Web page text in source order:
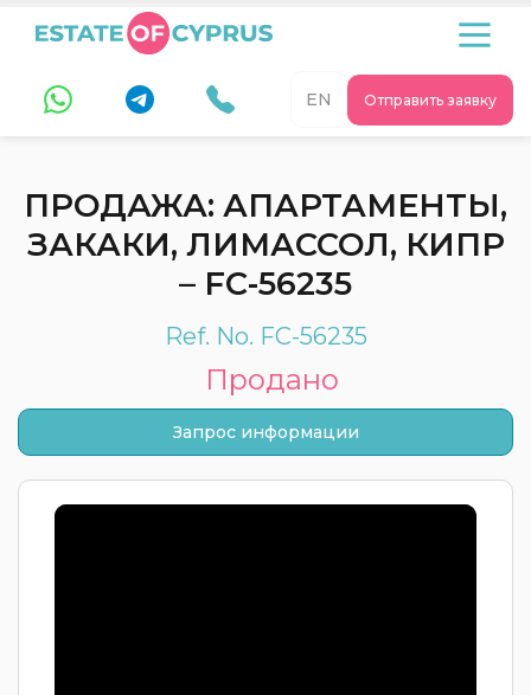
Отправить заявку
EN
ПРОДАЖА: АПАРТАМЕНТЫ,
ЗАКАКИ, ЛИМАССОЛ, КИПР
– FC-56235
Ref. No. FC-56235
Продано
Запрос информации